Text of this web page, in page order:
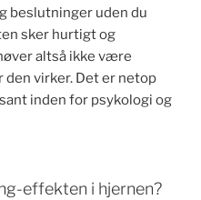
beslutninger uden du
sker hurtigt og
altså ikke være
virker. Det er netop
inden for psykologi og
effekten i hjernen?